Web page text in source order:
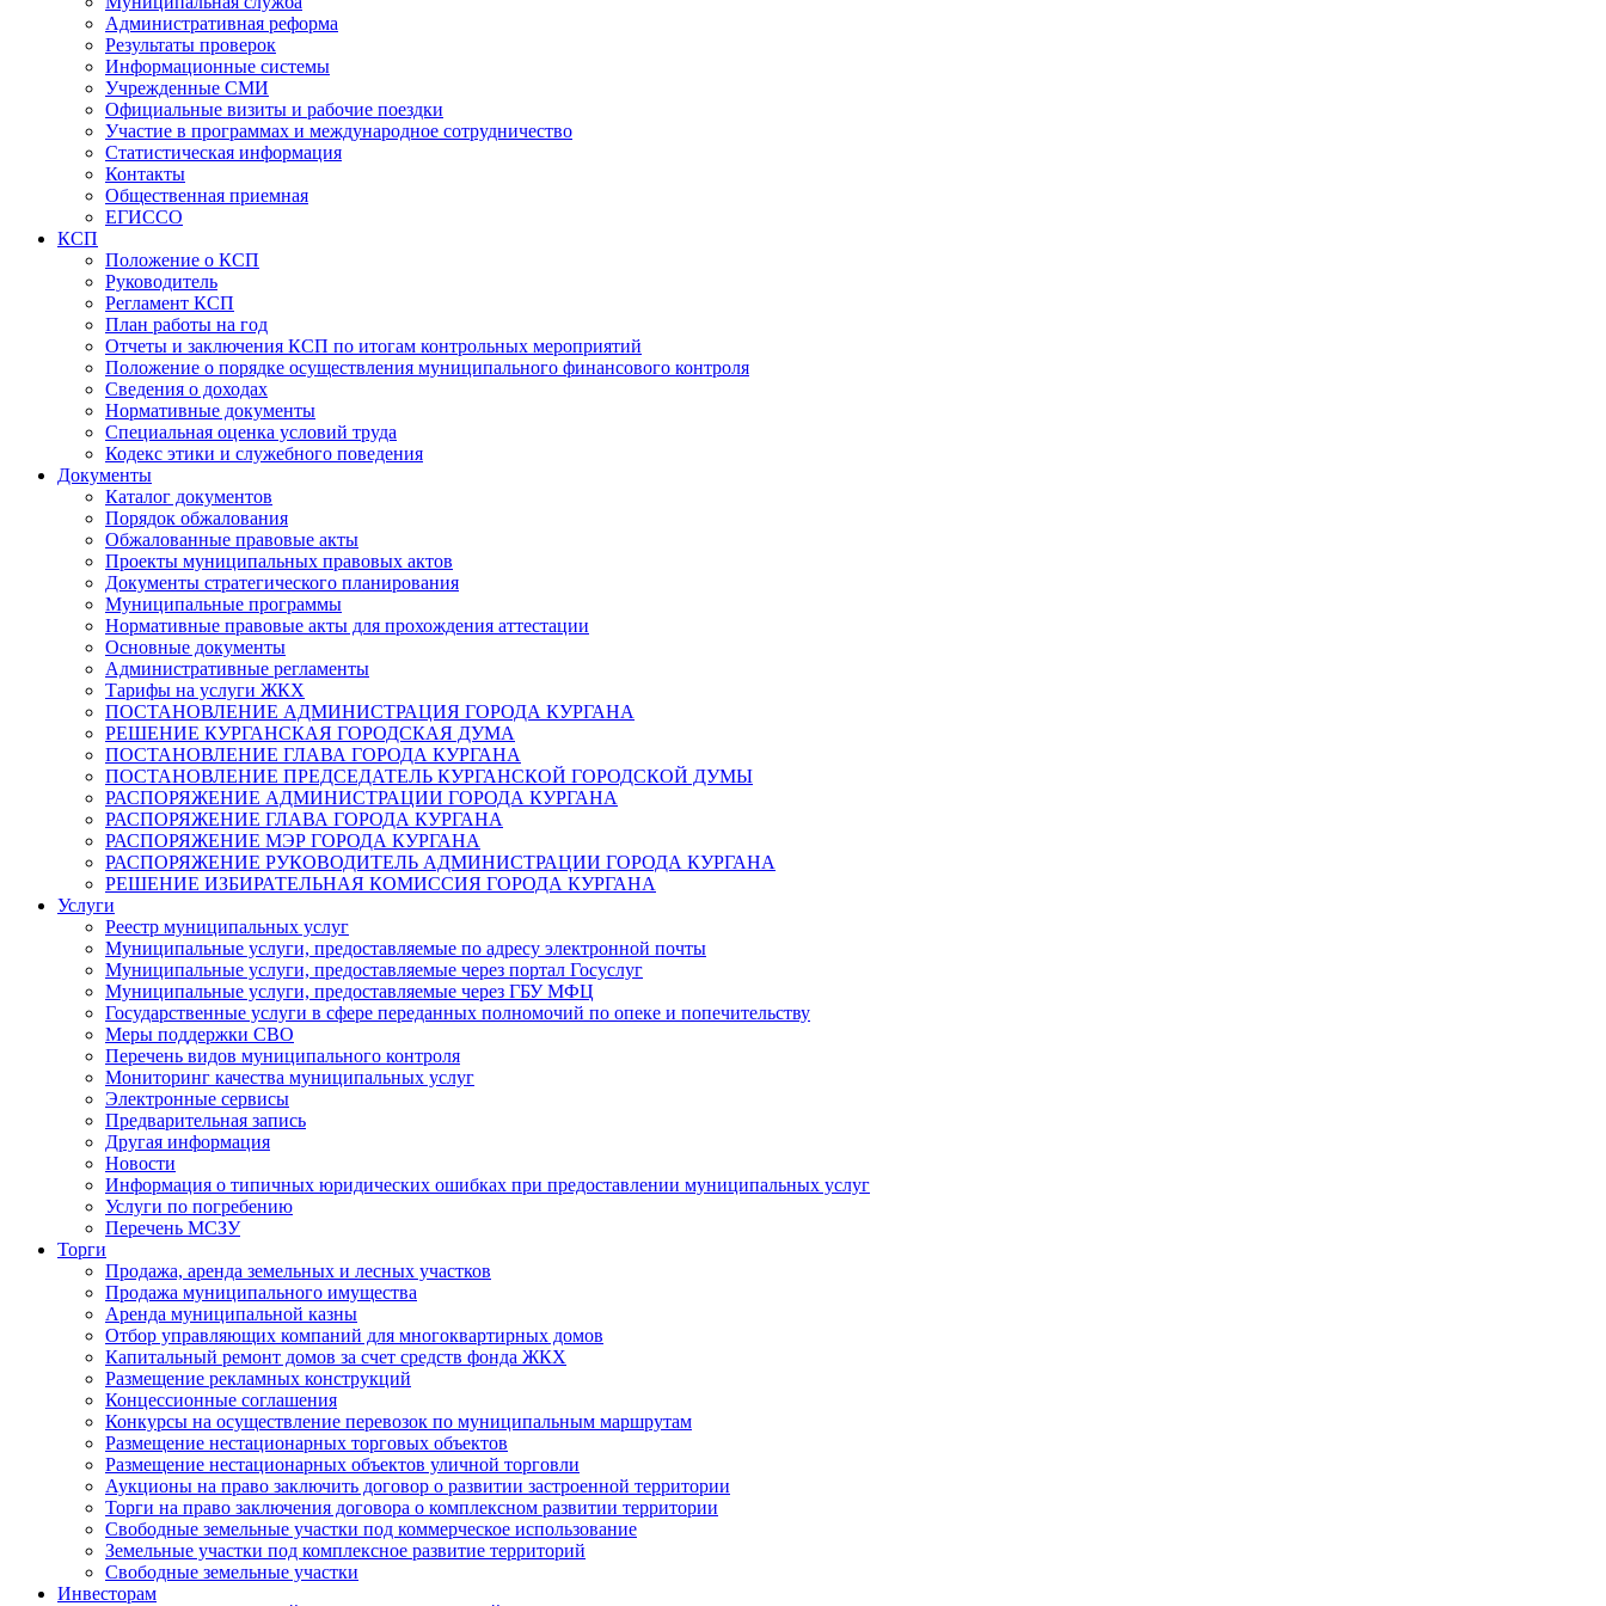
Административная реформа
Результаты проверок
Информационные системы
Учрежденные СМИ
Официальные визиты и рабочие поездки
Участие в программах и международное сотрудничество
Статистическая информация
Контакты
Общественная приемная
ЕГИССО
КСП
Положение о КСП
Руководитель
Регламент КСП
План работы на год
Отчеты и заключения КСП по итогам контрольных мероприятий
Положение о порядке осуществления муниципального финансового контроля
Сведения о доходах
Нормативные документы
Специальная оценка условий труда
Кодекс этики и служебного поведения
Документы
Каталог документов
Порядок обжалования
Обжалованные правовые акты
Проекты муниципальных правовых актов
Документы стратегического планирования
Муниципальные программы
Нормативные правовые акты для прохождения аттестации
Основные документы
Административные регламенты
Тарифы на услуги ЖКХ
ПОСТАНОВЛЕНИЕ АДМИНИСТРАЦИЯ ГОРОДА КУРГАНА
РЕШЕНИЕ КУРГАНСКАЯ ГОРОДСКАЯ ДУМА
ПОСТАНОВЛЕНИЕ ГЛАВА ГОРОДА КУРГАНА
ПОСТАНОВЛЕНИЕ ПРЕДСЕДАТЕЛЬ КУРГАНСКОЙ ГОРОДСКОЙ ДУМЫ
РАСПОРЯЖЕНИЕ АДМИНИСТРАЦИИ ГОРОДА КУРГАНА
РАСПОРЯЖЕНИЕ ГЛАВА ГОРОДА КУРГАНА
РАСПОРЯЖЕНИЕ МЭР ГОРОДА КУРГАНА
РАСПОРЯЖЕНИЕ РУКОВОДИТЕЛЬ АДМИНИСТРАЦИИ ГОРОДА КУРГАНА
РЕШЕНИЕ ИЗБИРАТЕЛЬНАЯ КОМИССИЯ ГОРОДА КУРГАНА
Услуги
Реестр муниципальных услуг
Муниципальные услуги, предоставляемые по адресу электронной почты
Муниципальные услуги, предоставляемые через портал Госуслуг
Муниципальные услуги, предоставляемые через ГБУ МФЦ
Государственные услуги в сфере переданных полномочий по опеке и попечительству
Меры поддержки СВО
Перечень видов муниципального контроля
Мониторинг качества муниципальных услуг
Электронные сервисы
Предварительная запись
Другая информация
Новости
Информация о типичных юридических ошибках при предоставлении муниципальных услуг
Услуги по погребению
Перечень МСЗУ
Торги
Продажа, аренда земельных и лесных участков
Продажа муниципального имущества
Аренда муниципальной казны
Отбор управляющих компаний для многоквартирных домов
Капитальный ремонт домов за счет средств фонда ЖКХ
Размещение рекламных конструкций
Концессионные соглашения
Конкурсы на осуществление перевозок по муниципальным маршрутам
Размещение нестационарных торговых объектов
Размещение нестационарных объектов уличной торговли
Аукционы на право заключить договор о развитии застроенной территории
Торги на право заключения договора о комплексном развитии территории
Свободные земельные участки под коммерческое использование
Земельные участки под комплексное развитие территорий
Свободные земельные участки
Инвесторам